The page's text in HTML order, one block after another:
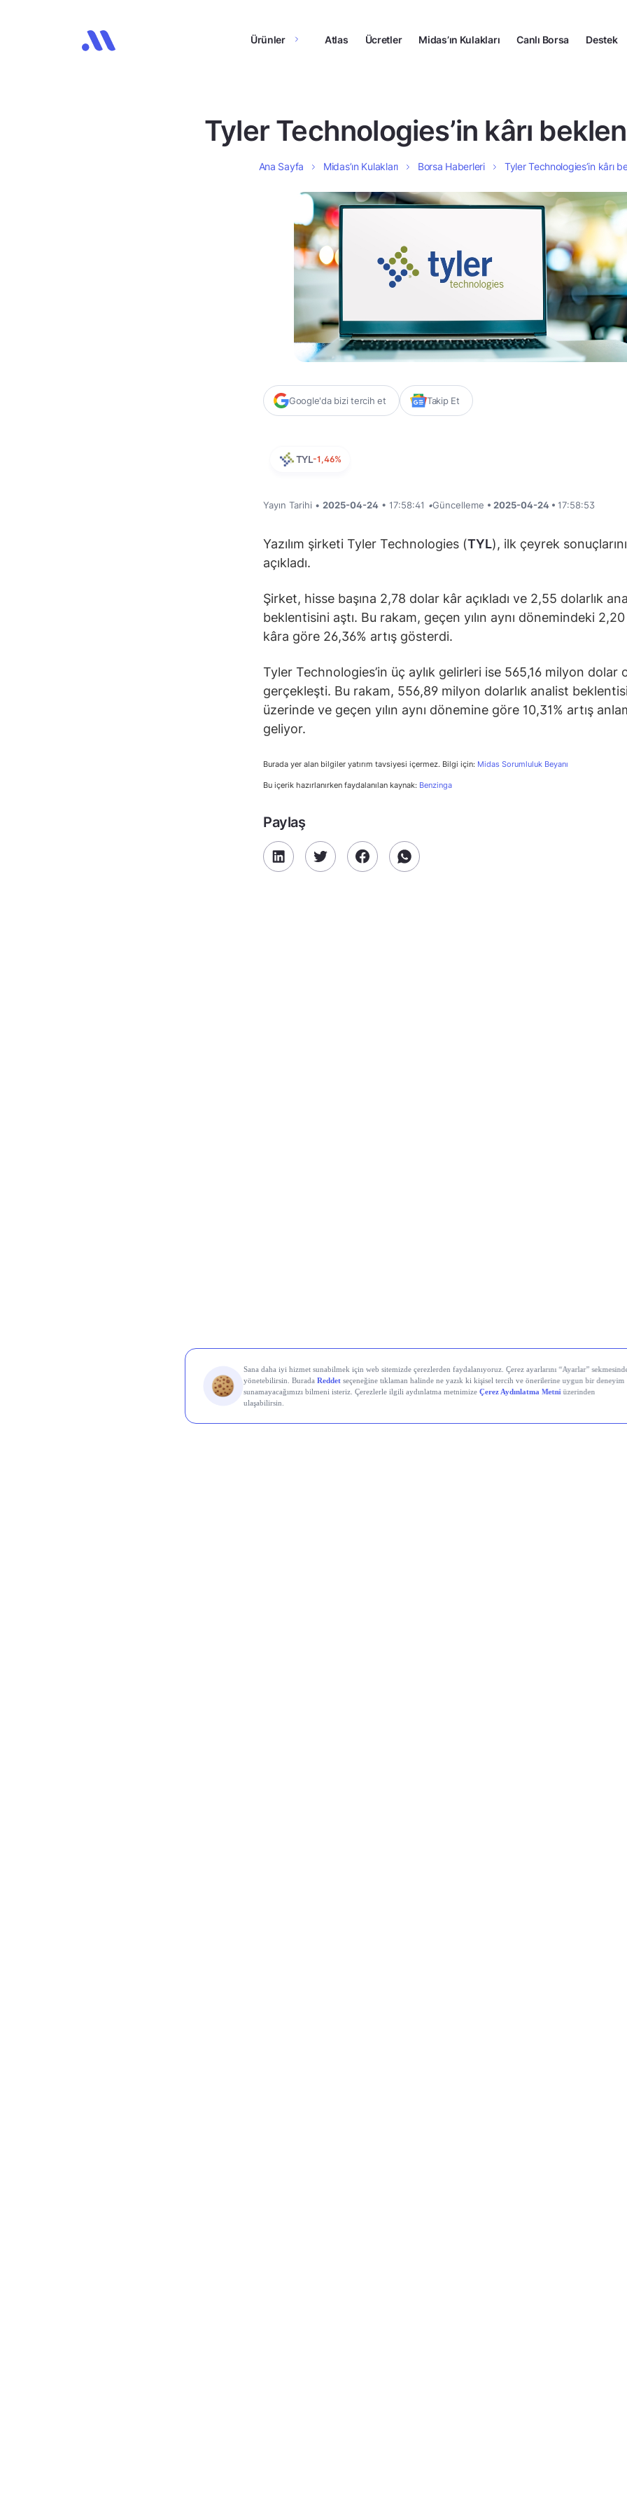
Ürünler Atlas Ücretler Midas’ın Kulakları Canlı Borsa Destek
Tyler Technologies’in kârı
Ana Sayfa Midas’ın Kulakları Borsa Haberleri Tyler Technologies’in kârı
Google'da bizi tercih et Takip Et
TYL-1,46%
Yayın Tarihi • 2025-04-24 • 17:58:41 •Güncelleme • 2025-04-24 • 17:58:53
Yazılım şirketi Tyler Technologies (TYL), ilk çeyrek sonuçlarını
açıkladı.
Şirket, hisse başına 2,78 dolar kâr açıkladı ve 2,55 dolarlık
beklentisini aştı. Bu rakam, geçen yılın aynı dönemindeki 2,20
kâra göre 26,36% artış gösterdi.
Tyler Technologies’in üç aylık gelirleri ise 565,16 milyon dolar
gerçekleşti. Bu rakam, 556,89 milyon dolarlık analist
üzerinde ve geçen yılın aynı dönemine göre 10,31% artış
geliyor.
Burada yer alan bilgiler yatırım tavsiyesi içermez. Bilgi için: Midas Sorumluluk Beyanı
Bu içerik hazırlanırken faydalanılan kaynak: Benzinga
Paylaş